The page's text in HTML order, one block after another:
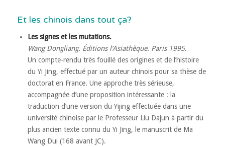
Et les chinois dans tout ça?
Les signes et les mutations.
Wang Dongliang. Éditions l’Asiathèque. Paris 1995.
Un compte-rendu très fouillé des origines et de l’histoire
du Yi Jing, effectué par un auteur chinois pour sa thèse de
doctorat en France. Une approche très sérieuse,
accompagnée d’une proposition intéressante : la
traduction d’une version du Yijing effectuée dans une
université chinoise par le Professeur Liu Dajun à partir du
plus ancien texte connu du Yi Jing, le manuscrit de Ma
Wang Dui (168 avant JC).